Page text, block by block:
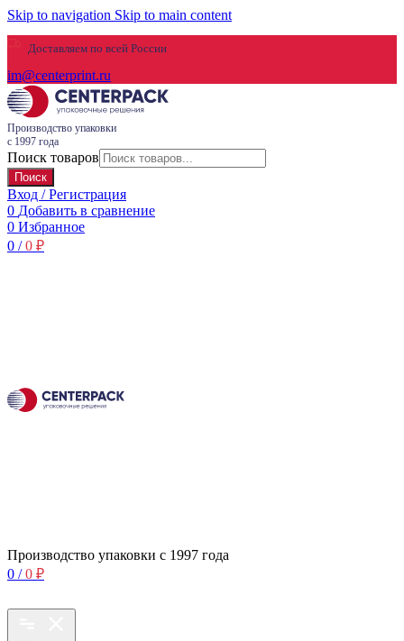
Skip to navigation Skip to main content
Доставляем по всей России
im@centerprint.ru
Производство упаковки
с 1997 года
Поиск товаров
Поиск
Вход / Регистрация
0 Добавить в сравнение
0 Избранное
0 / 0 ₽
Производство упаковки с 1997 года
0 / 0 ₽